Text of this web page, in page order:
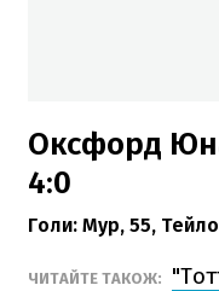
Оксфорд
4:0
Голи: Мур, 55,
ЧИТАЙТЕ ТАКОЖ: